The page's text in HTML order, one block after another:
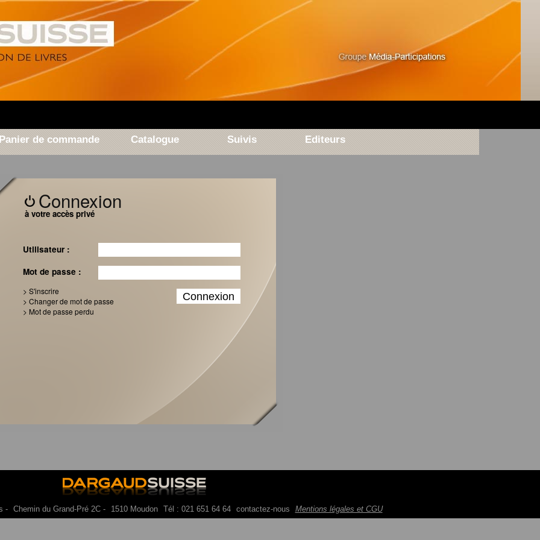
de commande Catalogue Suivis Editeurs
Connexion
à votre accès privé
Utilisateur :
Mot de passe :
> S'inscrire
> Changer de mot de passe
> Mot de passe perdu
- Chemin du Grand-Pré 2C - 1510 Moudon Tél : 021 651 64 64 contactez-nous Mentions légales et CGU